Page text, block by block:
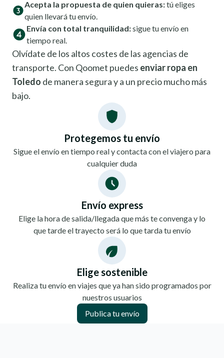
Acepta la propuesta de quien quieras:tú eliges
quien llevará tu envío.
Envía con total tranquilidad:sigue tu envío en
tiempo real.
Olvídate de los altos costes de las agencias de
transporte. Con Qoomet puedes enviar ropa en
Toledo de manera segura y a un precio mucho más
bajo.
Protegemos tu envío
Sigue el envío en tiempo real y contacta con el viajero para
cualquier duda
Envío express
Elige la hora de salida/llegada que más te convenga y lo
que tarde el trayecto será lo que tarda tu envío
Elige sostenible
Realiza tu envío en viajes que ya han sido programados por
nuestros usuarios
Publica tu envío